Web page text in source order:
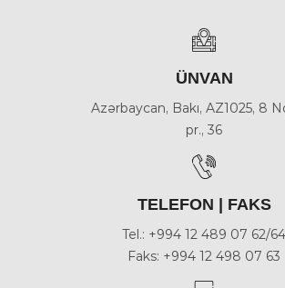
ÜNVAN
Azərbaycan, Bakı, AZ1025, 8
pr., 36
TELEFON | FAKS
Tel.: +994 12 489 07 62/64
Faks: +994 12 498 07 63